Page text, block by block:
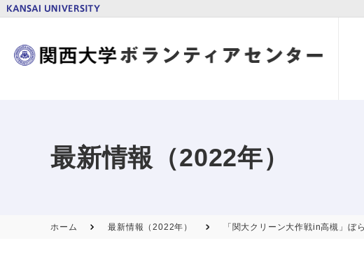
最新情報（2022年）
ホーム 最新情報（2022年） 「関大クリーン大作戦in高槻」ぼ